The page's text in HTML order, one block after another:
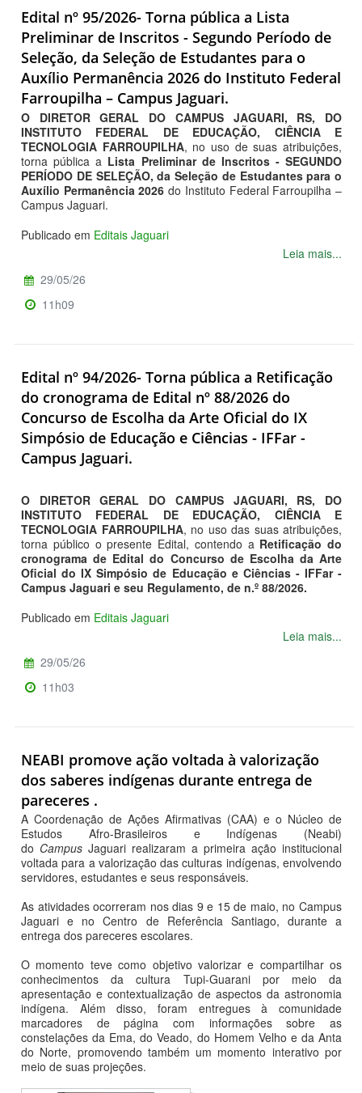
Edital nº 95/2026- Torna pública a Lista
Preliminar de Inscritos - Segundo Período de
Seleção, da Seleção de Estudantes para o
Auxílio Permanência 2026 do Instituto Federal
Farroupilha – Campus Jaguari.
O DIRETOR GERAL DO CAMPUS JAGUARI, RS, DO
INSTITUTO FEDERAL DE EDUCAÇÃO, CIÊNCIA E
TECNOLOGIA FARROUPILHA, no uso de suas atribuições,
torna pública a Lista Preliminar de Inscritos - SEGUNDO
PERÍODO DE SELEÇÃO, da Seleção de Estudantes para o
Auxílio Permanência 2026do Instituto Federal Farroupilha –
Campus Jaguari.
Publicado em Editais Jaguari
Leia mais...
29/05/26
11h09
Edital nº 94/2026- Torna pública a Retificação
do cronograma de Edital nº 88/2026 do
Concurso de Escolha da Arte Oficial do IX
Simpósio de Educação e Ciências - IFFar -
Campus Jaguari.
O DIRETOR GERAL DO CAMPUS JAGUARI, RS, DO
INSTITUTO FEDERAL DE EDUCAÇÃO, CIÊNCIA E
TECNOLOGIA FARROUPILHA, no uso das suas atribuições,
torna público o presente Edital, contendo a Retificação do
cronograma de Edital do Concurso de Escolha da Arte
Oficial do IX Simpósio de Educação e Ciências - IFFar -
Campus Jaguari e seu Regulamento, de n.º 88/2026.
Publicado em Editais Jaguari
Leia mais...
29/05/26
11h03
NEABI promove ação voltada à valorização
dos saberes indígenas durante entrega de
pareceres .
A Coordenação de Ações Afirmativas (CAA) e o Núcleo de
Estudos Afro-Brasileiros e Indígenas (Neabi)
do Campus Jaguari realizaram a primeira ação institucional
voltada para a valorização das culturas indígenas, envolvendo
servidores, estudantes e seus responsáveis.
As atividades ocorreram nos dias 9 e 15 de maio, no Campus
Jaguari e no Centro de Referência Santiago, durante a
entrega dos pareceres escolares.
O momento teve como objetivo valorizar e compartilhar os
conhecimentos da cultura Tupi-Guarani por meio da
apresentação e contextualização de aspectos da astronomia
indígena. Além disso, foram entregues à comunidade
marcadores de página com informações sobre as
constelações da Ema, do Veado, do Homem Velho e da Anta
do Norte, promovendo também um momento interativo por
meio de suas projeções.